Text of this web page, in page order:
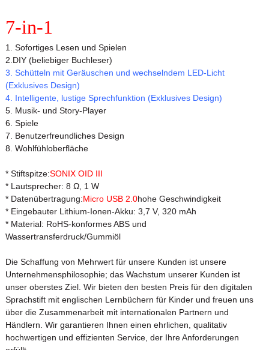
7-in-1
1. Sofortiges Lesen und Spielen
2.DIY (beliebiger Buchleser)
3. Schütteln mit Geräuschen und wechselndem LED-Licht
(Exklusives Design)
4. Intelligente, lustige Sprechfunktion (Exklusives Design)
5. Musik- und Story-Player
6. Spiele
7. Benutzerfreundliches Design
8. Wohlfühloberfläche
* Stiftspitze:SONIX OID III
* Lautsprecher: 8 Ω, 1 W
* Datenübertragung:Micro USB 2.0hohe Geschwindigkeit
* Eingebauter Lithium-Ionen-Akku: 3,7 V, 320 mAh
* Material: RoHS-konformes ABS und
Wassertransferdruck/Gummiöl
Die Schaffung von Mehrwert für unsere Kunden ist unsere
Unternehmensphilosophie; das Wachstum unserer Kunden ist
unser oberstes Ziel. Wir bieten den besten Preis für den digitalen
Sprachstift mit englischen Lernbüchern für Kinder und freuen uns
über die Zusammenarbeit mit internationalen Partnern und
Händlern. Wir garantieren Ihnen einen ehrlichen, qualitativ
hochwertigen und effizienten Service, der Ihre Anforderungen